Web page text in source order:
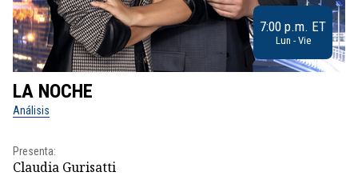
7:00 p.m. ET
Lun - Vie
LA NOCHE
Análisis
Presenta:
Claudia Gurisatti